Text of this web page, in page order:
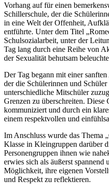
Vorhang auf für einen
Schillerschule, der die
in eine Welt der Offenheit,
entführte. Unter dem Titel
Schulsozialarbeit, unter der
Tag lang durch eine Reihe von
der Sexualität behutsam
Der Tag begann mit einer
der die Schülerinnen und
unterschiedliche Mitschüler
Grenzen zu überschreiten.
kommuniziert und durch ein
einem respektvollen und
Im Anschluss wurde das Thema
Klasse in Kleingruppen darüber
Personengruppen ihnen wie
erwies sich als äußerst spannend
Möglichkeit, ihre eigenen
und Respekt zu reflektieren.